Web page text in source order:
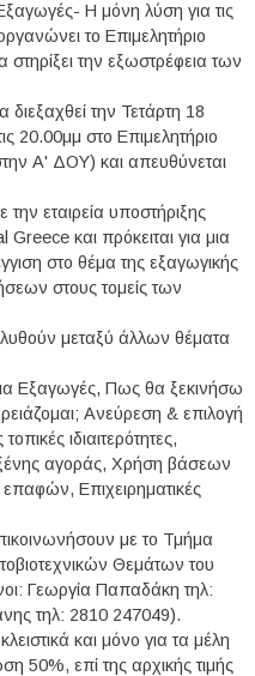
Η μόνη λύση για τις
το Επιμελητήριο
την εξωστρέφεια των
την Τετάρτη 18
20.00μμ στο Επιμελητήριο
Α' ΔΟΥ) και απευθύνεται
εταιρεία υποστήριξης
και πρόκειται για μια
στο θέμα της εξαγωγικής
στους τομείς των
μεταξύ άλλων θέματα
Εξαγωγές, Πως θα ξεκινήσω
Ανεύρεση & επιλογή
ιδιαιτερότητες,
ξένης αγοράς, Χρήση βάσεων
Επιχειρηματικές
με το Τμήμα
Θεμάτων του
Γεωργία Παπαδάκη τηλ:
τηλ: 2810 247049).
και μόνο για τα μέλη
50%, επί της αρχικής τιμής